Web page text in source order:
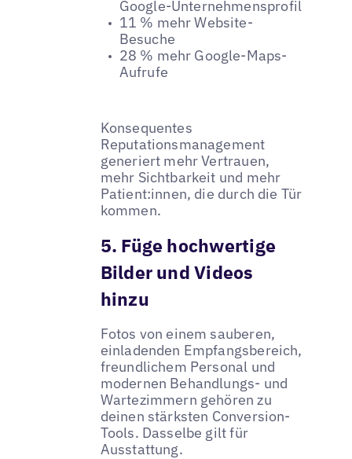
Google-Unternehmensprofil
11 % mehr Website-
Besuche
28 % mehr Google-Maps-
Aufrufe
Konsequentes
Reputationsmanagement
generiert mehr Vertrauen,
mehr Sichtbarkeit und mehr
Patient:innen, die durch die Tür
kommen.
5. Füge hochwertige
Bilder und Videos
hinzu
Fotos von einem sauberen,
einladenden Empfangsbereich,
freundlichem Personal und
modernen Behandlungs- und
Wartezimmern gehören zu
deinen stärksten Conversion-
Tools. Dasselbe gilt für
Ausstattung.